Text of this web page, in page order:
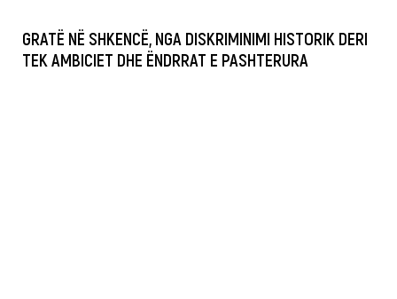
GRATË NË SHKENCË, NGA DISKRIMINIMI HISTORIK DERI
TEK AMBICIET DHE ËNDRRAT E PASHTERURA